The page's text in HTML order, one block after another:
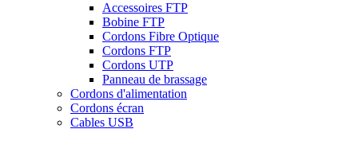
Accessoires FTP
Bobine FTP
Cordons Fibre Optique
Cordons FTP
Cordons UTP
Panneau de brassage
Cordons d'alimentation
Cordons écran
Cables USB